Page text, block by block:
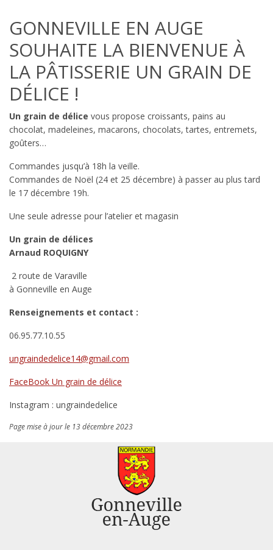
GONNEVILLE EN AUGE
SOUHAITE LA BIENVENUE À
LA PÂTISSERIE UN GRAIN DE
DÉLICE !
Un grain de délice vous propose croissants, pains au
chocolat, madeleines, macarons, chocolats, tartes, entremets,
goûters…
Commandes jusqu’à 18h la veille.
Commandes de Noël (24 et 25 décembre) à passer au plus tard
le 17 décembre 19h.
Une seule adresse pour l’atelier et magasin
Un grain de délices
Arnaud ROQUIGNY
2 route de Varaville
à Gonneville en Auge
Renseignements et contact :
06.95.77.10.55
ungraindedelice14@gmail.com
FaceBook Un grain de délice
Instagram : ungraindedelice
Page mise à jour le 13 décembre 2023